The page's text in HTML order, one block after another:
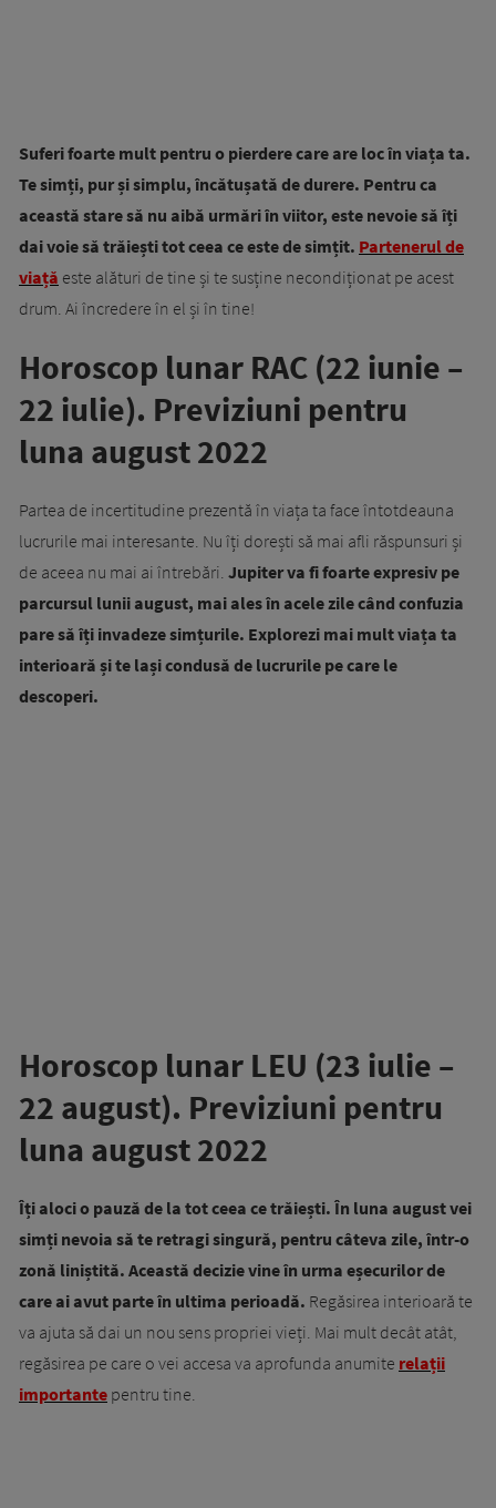
Suferi foarte mult pentru o pierdere care are loc în viața ta.
Te simți, pur și simplu, încătușată de durere. Pentru ca
această stare să nu aibă urmări în viitor, este nevoie să îți
dai voie să trăiești tot ceea ce este de simțit. Partenerul de
viață este alături de tine și te susține necondiționat pe acest
drum. Ai încredere în el și în tine!
Horoscop lunar RAC (22 iunie –
22 iulie). Previziuni pentru
luna august 2022
Partea de incertitudine prezentă în viața ta face întotdeauna
lucrurile mai interesante. Nu îți dorești să mai afli răspunsuri și
de aceea nu mai ai întrebări. Jupiter va fi foarte expresiv pe
parcursul lunii august, mai ales în acele zile când confuzia
pare să îți invadeze simțurile. Explorezi mai mult viața ta
interioară și te lași condusă de lucrurile pe care le
descoperi.
Horoscop lunar LEU (23 iulie –
22 august). Previziuni pentru
luna august 2022
Îți aloci o pauză de la tot ceea ce trăiești. În luna august vei
simți nevoia să te retragi singură, pentru câteva zile, într-o
zonă liniștită. Această decizie vine în urma eșecurilor de
care ai avut parte în ultima perioadă. Regăsirea interioară te
va ajuta să dai un nou sens propriei vieți. Mai mult decât atât,
regăsirea pe care o vei accesa va aprofunda anumite relații
importante pentru tine.